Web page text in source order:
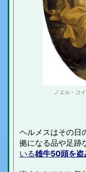
ノエル・コ
ヘルメスはその日
拠になる品や足跡
いる雄牛50頭を盗